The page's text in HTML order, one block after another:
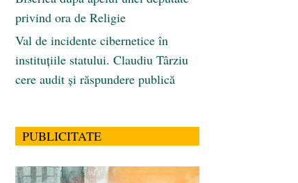
privind ora de Religie
Val de incidente cibernetice în
instituțiile statului. Claudiu Târziu
cere audit și răspundere publică
PUBLICITATE